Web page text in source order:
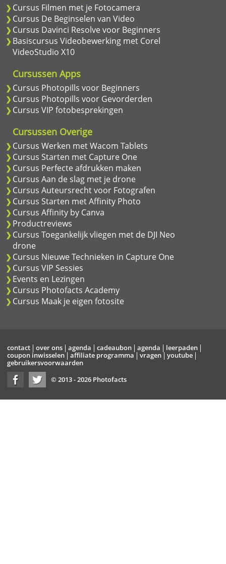
Cursus Filmen met je Fotocamera
Cursus De Beginselen van Video
Cursus Davinci Resolve voor Beginners
Basiscursus Videobewerking met Corel
VideoStudio X10
Cursussen Apps
Cursus Photopills voor Beginners
Cursus Photopills voor Gevorderden
Cursus VIP fotobesprekingen
Cursussen Overige
Cursus Werken met Wacom Tablets
Cursus Starten met Capture One
Cursus Perfecte afdrukken maken
Cursus Aan de slag met je drone
Cursus Auteursrecht voor Fotografen
Cursus Starten met Affinity Photo
Cursus Affinity by Canva
Productreviews
Cursus Toegankelijk vliegen met de DJI Neo
drone
Cursus Nieuwe Technieken in Capture One
Cursus VIP Sessies
Events en Lezingen
Cursus Photofacts Academy
Cursus Maak je eigen fotosite
contact over ons agenda cadeaubon agenda
leerpaden
coupon inwisselen
affiliate programma vragen
youtube
gebruikersvoorwaarden
© 2013 - 2026 Photofacts